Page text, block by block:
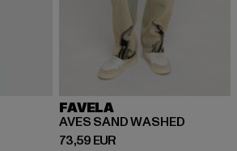
EUR 59,99 EUR
FAVELA
AVES SAND WASHED
73,59 EUR
Derzeitiger Preis: 73,59 EUR